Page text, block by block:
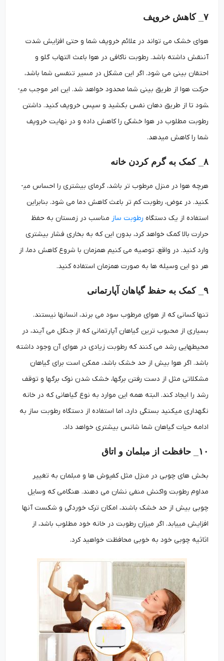
هوای خشک می تواند در علائم خروپف شما و حتی افزایش شدت
آننقش داشته باشد. رطوبت ناکافی در هوا باعث التهاب گلو و
احتقان بینی می شود. اگر این مشکل در مسیر تنفسی شما باشد،
حرکت هوا از طریق بینی شما محدود خواهد شد. این امر موجب می­
شود تا از طریق دهان نفس بکشید و سپس خروپف کنید. داشتن
رطوبت مطلوب در هوا خشکی را کاهش داده و در نهایت خروپف
شما را کاهش می­دهد.
هرچه هوا در منزل مرطوب تر باشد، گرمای بیشتری را احساس می­
کنید. در عوض، رطوبت کم تر باعث کاهش دما می شود. بنابراین
استفاده از یک دستگاهرطوبت سازمناسب در زمستان به حفظ
حرارت بالا کمک خواهد کرد، بدون این که به بخاری فشار بیشتری
وارد کنید. در واقع، توصیه می کنیم همزمان با شروع کاهش دما، از
هر دو این وسیله ­ها به صورت همزمان استفاده کنید.
تنها کسانی که از هوای مرطوب سود می برند، انسان­ها نیستند.
بسیاری از محبوب ترین گیاهان آپارتمانی که از جنگل می آیند، در
محیط­هایی رشد می کنند که رطوبت زیادی در هوای آن وجود داشته
باشد. اگر هوا بیش از حد خشک باشد، ممکن است برای گیاهان
مشکلاتی مثل از دست رفتن برگ­ها، خشک شدن نوک برگها و توقف
رشد را ایجاد کند. البته همه این موارد به نوع گیاهانی که در خانه
نگهداری می­کنید بستگی دارد، اما استفاده از دستگاه رطوبت ساز به
ادامه حیات گیاهان شما شانس بیشتری خواهد داد.
بخش های چوبی در منزل مثل کفپوش ها و مبلمان به تغییر
مداوم رطوبت واکنش منفی نشان می دهند. هنگامی که وسایل
چوبی بیش از حد خشک باشند، امکان ترک خوردگی و شکست آنها
افزایش می­یابد. اگر میزان رطوبت در خانه خود مطلوب باشد، از
اثاثیه چوبی خود به خوبی محافظت خواهید کرد.